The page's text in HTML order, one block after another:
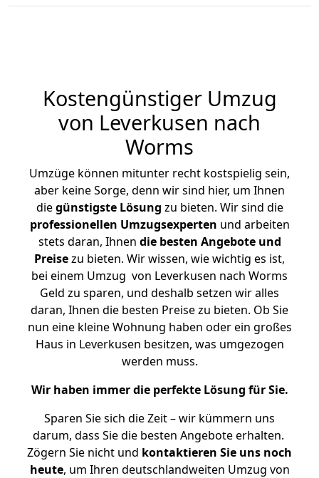
Kostengünstiger Umzug
von Leverkusen nach
Worms
Umzüge können mitunter recht kostspielig sein,
aber keine Sorge, denn wir sind hier, um Ihnen
diegünstigste Lösung zu bieten. Wir sind die
professionellen Umzugsexperten und arbeiten
stets daran, Ihnen die besten Angebote und
Preisezu bieten. Wir wissen, wie wichtig es ist,
bei einem Umzug von Leverkusen nach Worms
Geld zu sparen, und deshalb setzen wir alles
daran, Ihnen die besten Preise zu bieten. Ob Sie
nun eine kleine Wohnung haben oder ein großes
Haus in Leverkusen besitzen, was umgezogen
werden muss.
Wir haben immer die perfekte Lösung für Sie.
Sparen Sie sich die Zeit – wir kümmern uns
darum, dass Sie die besten Angebote erhalten.
Zögern Sie nicht und kontaktieren Sie uns noch
heute, um Ihren deutschlandweiten Umzug von